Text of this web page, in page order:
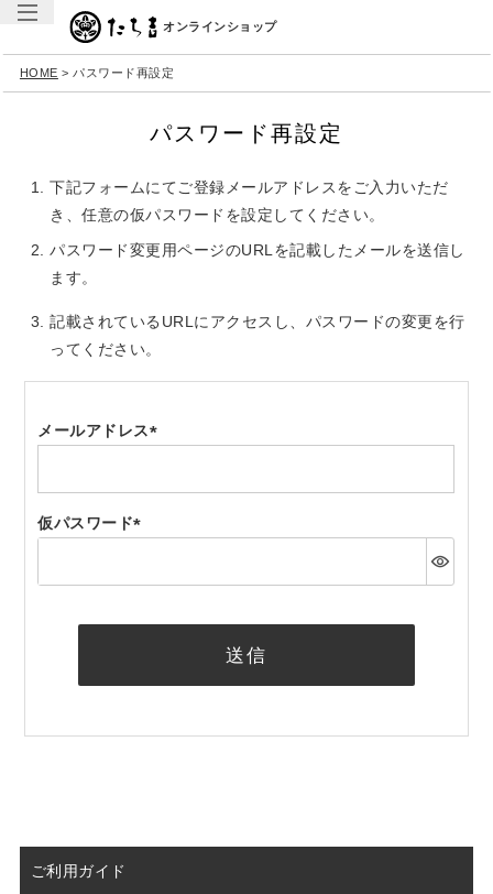
オンラインショップ
HOME パスワード再設定
パスワード再設定
下記フォームにてご登録メールアドレスをご入力いただ
き、任意の仮パスワードを設定してください。
パスワード変更用ページのURLを記載したメールを送信し
ます。
記載されているURLにアクセスし、パスワードの変更を行
ってください。
メールアドレス
須)
仮パスワード
須)
送信
ご利用ガイド